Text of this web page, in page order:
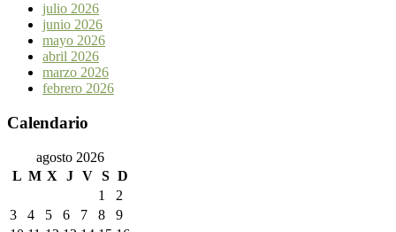
julio 2026
junio 2026
mayo 2026
abril 2026
marzo 2026
febrero 2026
Calendario
agosto 2026
L M X J V S D
1
2
3
4 5 6 7 8
9